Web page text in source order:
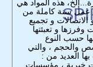
هذه المواد هي
عمل سنة كاملة من
و تجميع
وفرزها و تعبئتها
حسب النوع
والحجم ، والتي
العديد من :
خيرية ، مؤسسات